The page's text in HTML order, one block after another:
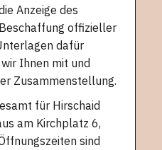
Anzeige des
offizieller
dafür
Ihnen mit und
Zusammenstellung.
für Hirschaid
am Kirchplatz 6,
sind